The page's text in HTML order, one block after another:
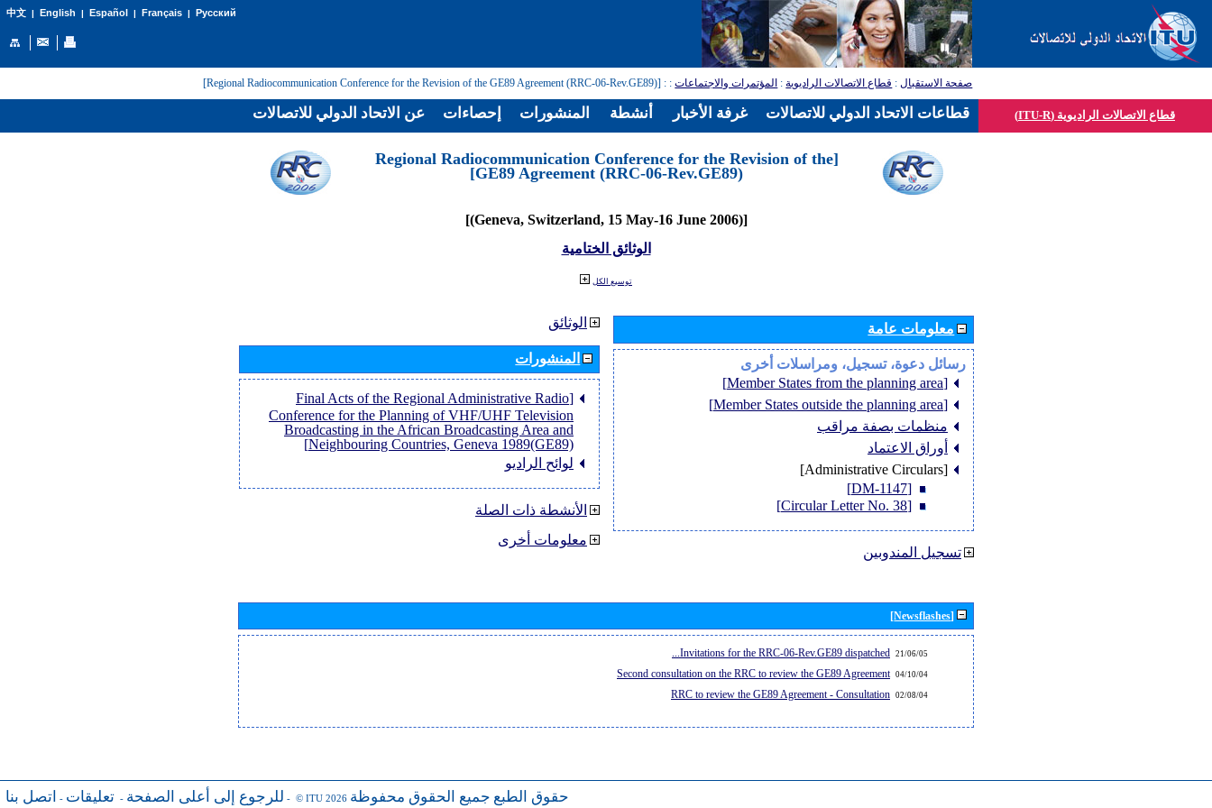
中文| English | Español | Français| Русский
صفحة الاستقبال: قطاع الاتصالات الراديوية: المؤتمرات والاجتماعات:
: [Regional Radiocommunication Conference for the Revision of the GE89 Agreement (RRC-06-Rev.GE89)]
قطاع الاتصالات الراديوية (ITU-R)
[Regional Radiocommunication Conference for the Revision of the
GE89 Agreement (RRC-06-Rev.GE89)]
[(Geneva, Switzerland, 15 May-16 June 2006)]
الوثائق الختامية
توسيع الكل
الوثائق
المنشورات
[Final Acts of the Regional Administrative Radio
Conference for the Planning of VHF/UHF Television
Broadcasting in the African Broadcasting Area and
Neighbouring Countries, Geneva 1989(GE89)]
لوائح الراديو
الأنشطة ذات الصلة
معلومات أخرى
معلومات عامة
رسائل دعوة، تسجيل، ومراسلات أخرى
[Member States from the planning area]
[Member States outside the planning area]
منظمات بصفة مراقب
أوراق الاعتماد
[Administrative Circulars]
[DM-1147]
[Circular Letter No. 38]
تسجيل المندوبين
[Newsflashes]
21/06/05
Invitations for the RRC-06-Rev.GE89 dispatched...
04/10/04
Second consultation on the RRC to review the GE89 Agreement
02/08/04
RRC to review the GE89 Agreement - Consultation
للرجوع إلى أعلى الصفحة - تعليقات - اتصل بنا - © ITU 2026 حقوق الطبع جميع الحقوق محفوظة
عن الاتحاد الدولي للاتصالات إحصاءات المنشورات أنشطة غرفة الأخبار قطاعات الاتحاد الدولي للاتصالات